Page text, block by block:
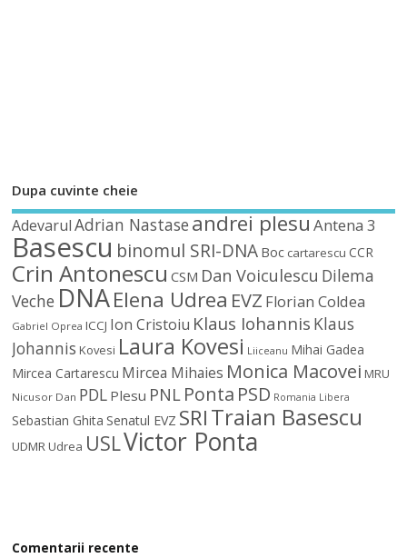
Dupa cuvinte cheie
Adevarul Adrian Nastaseandrei plesuAntena 3
Basescu binomul SRI-DNA Boc cartarescu CCR
Crin Antonescu CSM Dan Voiculescu Dilema
Veche DNAElena Udrea EVZ Florian Coldea
Gabriel Oprea ICCJ Ion Cristoiu Klaus Iohannis Klaus
Johannis Kovesi Laura Kovesi Liiceanu Mihai Gadea
Mircea Cartarescu Mircea Mihaies Monica Macovei MRU
Nicusor Dan PDL Plesu PNL Ponta PSD Romania Libera
Sebastian Ghita Senatul EVZ SRITraian Basescu
UDMRUdrea USLVictor Ponta
Comentarii recente